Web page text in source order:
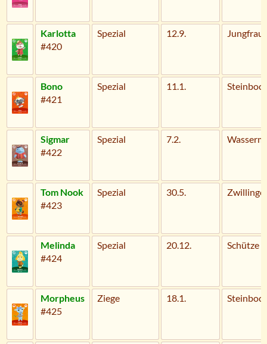
Karlotta
#420
Spezial 12.9. Jungfrau
Bono
#421
Spezial 11.1. Steinbock
Sigmar
#422
Spezial 7.2.
Tom Nook
#423
Spezial 30.5. Zwillinge
Melinda
#424
Spezial 20.12. Schütze
Morpheus
#425
Ziege 18.1. Steinbock